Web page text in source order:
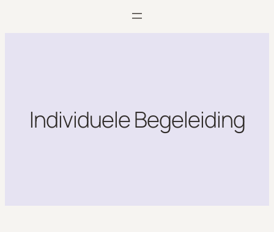
Individuele Begeleiding